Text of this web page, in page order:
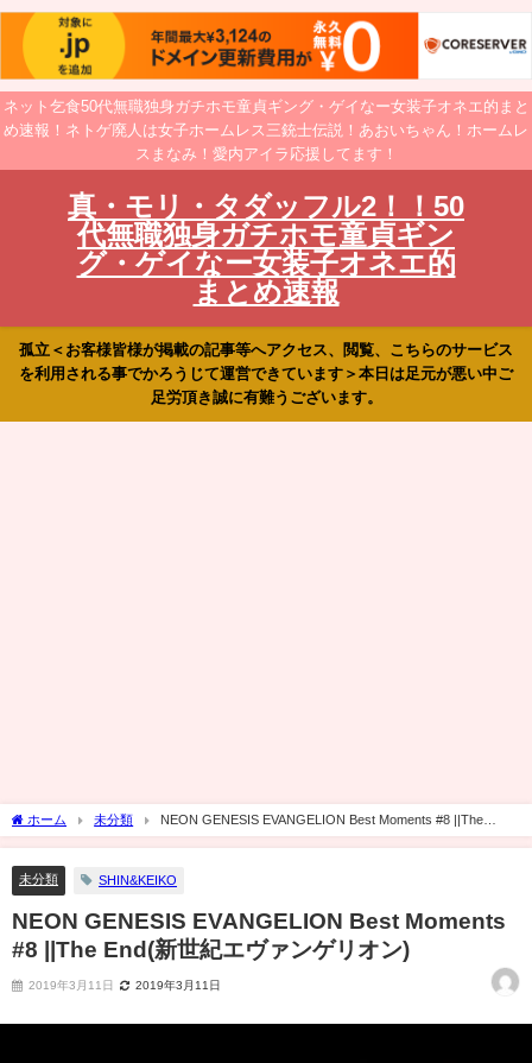
ネット乞食50代無職独身ガチホモ童貞ギング・ゲイなー女装子オネエ的まと
め速報！ネトゲ廃人は女子ホームレス三銃士伝説！あおいちゃん！ホームレ
スまなみ！愛内アイラ応援してます！
真・モリ・タダッフル2！！50
代無職独身ガチホモ童貞ギン
グ・ゲイなー女装子オネエ的
まとめ速報
孤立＜お客様皆様が掲載の記事等へアクセス、閲覧、こちらのサービス
を利用される事でかろうじて運営できています＞本日は足元が悪い中ご
足労頂き誠に有難うございます。
ホーム 未分類
NEON GENESIS EVANGELION Best Moments #8 ||The
End(新世紀エヴァンゲリオン)
未分類 SHIN&KEIKO
NEON GENESIS EVANGELION Best Moments
#8 ||The End(新世紀エヴァンゲリオン)
2019年3月11日 2019年3月11日